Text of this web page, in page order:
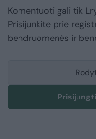
Komentuoti gali tik
Prisijunkite prie
bendruomenės ir